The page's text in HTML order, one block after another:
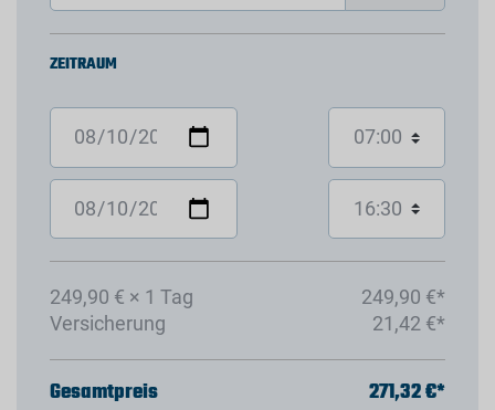
ZEITRAUM
249,90 € × 1 Tag
249,90 €*
Versicherung
21,42 €*
Gesamtpreis 271,32 €*